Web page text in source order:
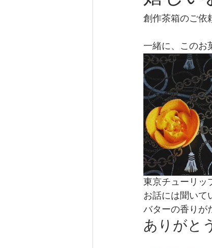
創作茶箱のご依
一緒に、このお
東京チューリッ
お話には聞いて
バターの香りが
ありがと